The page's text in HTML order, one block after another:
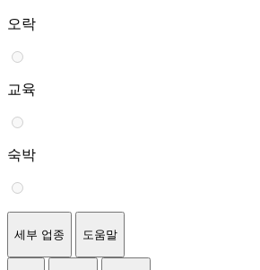
오락
교육
숙박
세부 업종 도움말